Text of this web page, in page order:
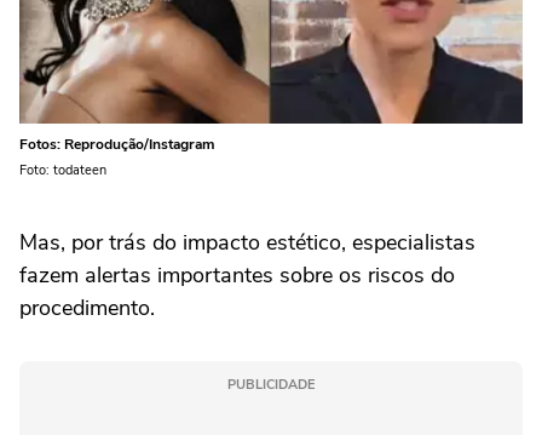
Fotos: Reprodução/Instagram
Foto: todateen
Mas, por trás do impacto estético, especialistas
fazem alertas importantes sobre os riscos do
procedimento.
PUBLICIDADE